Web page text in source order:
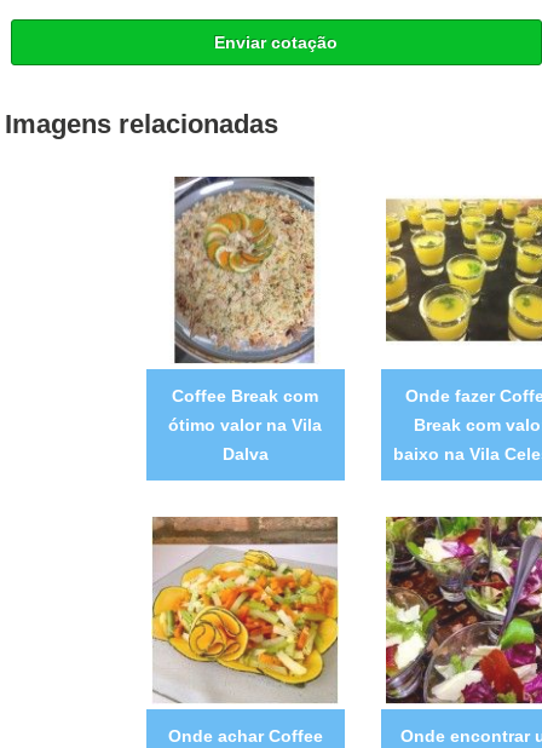
Enviar cotação
Imagens relacionadas
Coffee Break com
ótimo valor na Vila
Dalva
Onde fazer
Break com
baixo na Vila
Onde achar Coffee
Onde encontrar